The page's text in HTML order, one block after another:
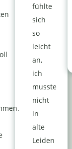
fühlte
sich
so
leicht
an,
ich
musste
nicht
in
alte
Leiden